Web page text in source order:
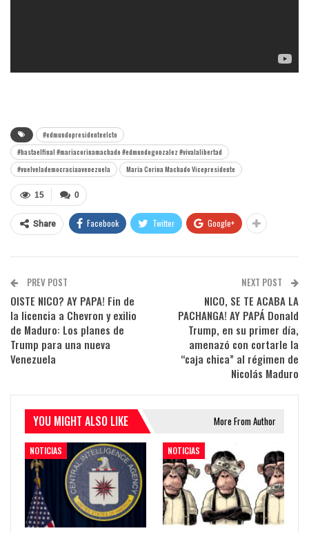
#edmundopresidenteelcto
#hastaelfinal #mariacorinamachado #edmundogonzalez #vivalalibertad
#vuelvelademocraciaavenezuela
Maria Corina Machado Vicepresidente
0
15
Share Facebook Twitter Google+
PREV POST
OISTE NICO? AY PAPA! Fin de
la licencia a Chevron y exilio
de Maduro: Los planes de
Trump para una nueva
Venezuela
NEXT POST
NICO, SE TE ACABA LA
PACHANGA! AY PAPÁ Donald
Trump, en su primer día,
amenazó con cortarle la
“caja chica” al régimen de
Nicolás Maduro
YOU MIGHT ALSO LIKE More From Author
NOTICIAS NOTICIAS